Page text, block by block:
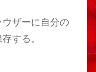
ザーに自分の
する。